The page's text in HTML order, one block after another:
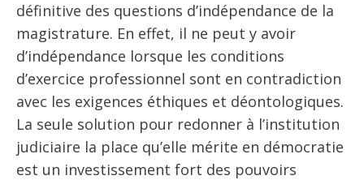
définitive des questions d’indépendance de la
magistrature. En effet, il ne peut y avoir
d’indépendance lorsque les conditions
d’exercice professionnel sont en contradiction
avec les exigences éthiques et déontologiques.
La seule solution pour redonner à l’institution
judiciaire la place qu’elle mérite en démocratie
est un investissement fort des pouvoirs